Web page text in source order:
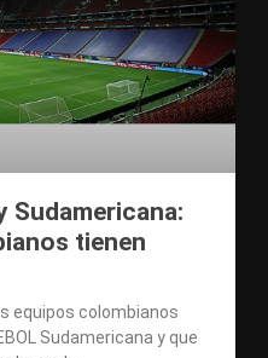
Sudamericana:
tienen
equipos colombianos
Sudamericana y que